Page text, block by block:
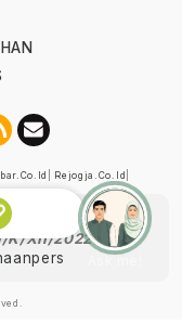
Rejogja.co.id
Pers
K/XII/2022